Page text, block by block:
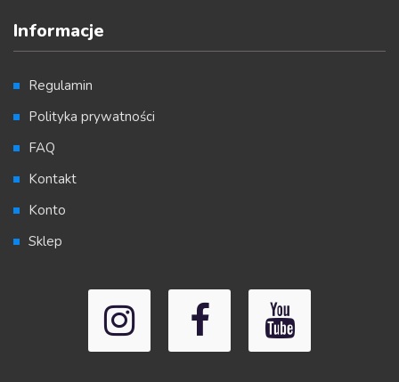
Informacje
Regulamin
Polityka prywatności
FAQ
Kontakt
Konto
Sklep